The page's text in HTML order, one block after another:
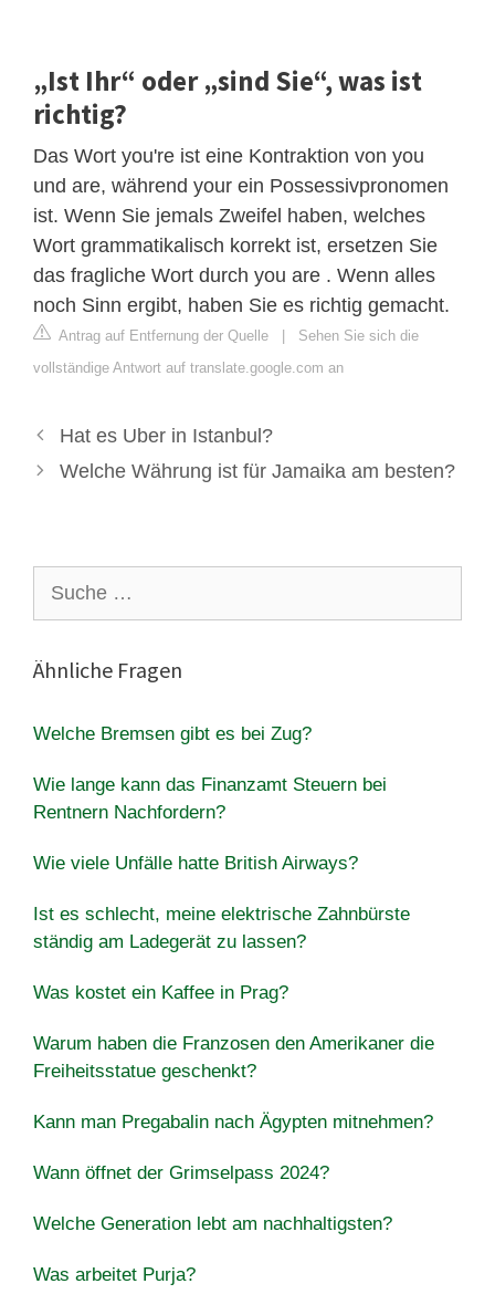
„Ist Ihr“ oder „sind Sie“, was ist
richtig?
Das Wort you're ist eine Kontraktion von you
und are, während your ein Possessivpronomen
ist. Wenn Sie jemals Zweifel haben, welches
Wort grammatikalisch korrekt ist, ersetzen Sie
das fragliche Wort durch you are . Wenn alles
noch Sinn ergibt, haben Sie es richtig gemacht.
Antrag auf Entfernung der Quelle | Sehen Sie sich die
vollständige Antwort auf translate.google.com an
Hat es Uber in Istanbul?
Welche Währung ist für Jamaika am besten?
nach:
Ähnliche Fragen
Welche Bremsen gibt es bei Zug?
Wie lange kann das Finanzamt Steuern bei
Rentnern Nachfordern?
Wie viele Unfälle hatte British Airways?
Ist es schlecht, meine elektrische Zahnbürste
ständig am Ladegerät zu lassen?
Was kostet ein Kaffee in Prag?
Warum haben die Franzosen den Amerikaner die
Freiheitsstatue geschenkt?
Kann man Pregabalin nach Ägypten mitnehmen?
Wann öffnet der Grimselpass 2024?
Welche Generation lebt am nachhaltigsten?
Was arbeitet Purja?